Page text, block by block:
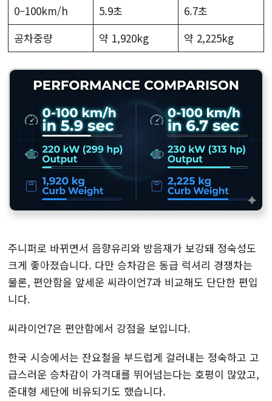
0–100km/h 5.9초
6.7초
공차중량
약 1,920kg 약 2,225kg
주니퍼로 바뀌면서 음향유리와 방음재가 보강돼 정숙성도
크게 좋아졌습니다. 다만 승차감은 동급 럭셔리 경쟁차는
물론, 편안함을 앞세운 씨라이언7과 비교해도 단단한 편입
니다.
씨라이언7은 편안함에서 강점을 보입니다.
한국 시승에서는 잔요철을 부드럽게 걸러내는 정숙하고 고
급스러운 승차감이 가격대를 뛰어넘는다는 호평이 많았고,
준대형 세단에 비유되기도 했습니다.